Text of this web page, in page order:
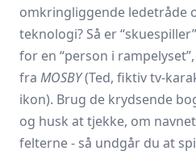
omkringliggende ledetråde
teknologi? Så er
for en “person i
fra MOSBY(Ted, fiktiv tv-
ikon). Brug de krydsende
og husk at tjekke, om
felterne - så undgår du at